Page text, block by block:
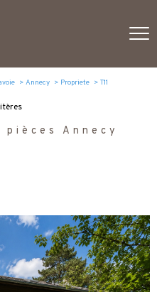
Annecy Propriete T11
Annecy